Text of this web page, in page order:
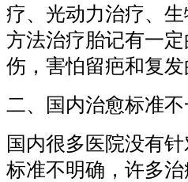
疗、光动力治疗、
方法治疗胎记有一
伤，害怕留疤和复
二、国内治愈标准
国内很多医院没有
标准不明确，许多